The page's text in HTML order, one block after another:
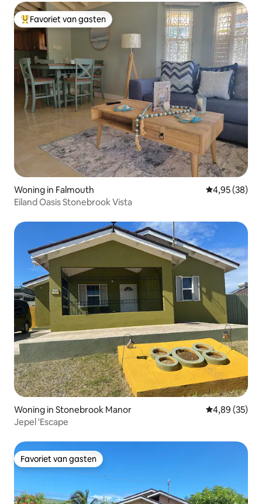
Topfavoriet van gasten
Favoriet van gasten
Woning in Falmouth Gemiddelde
4,95 (38)
Eiland Oasis Stonebrook Vista
Woning in Stonebrook Manor Gemiddelde
4,89 (35)
Jepel 'Escape
Favoriet van gasten
Favoriet van gasten